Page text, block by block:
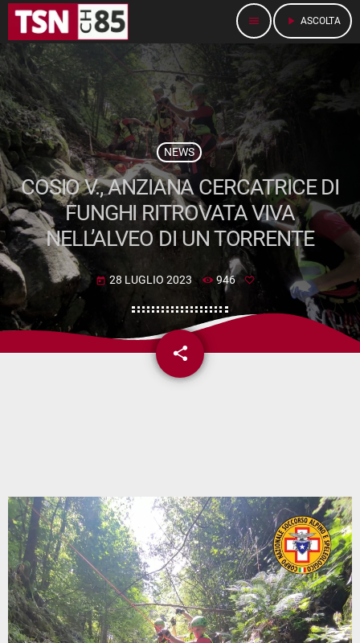
menu play_arrow ASCOLTA
NEWS
COSIO V., ANZIANA CERCATRICE DI
FUNGHI RITROVATA VIVA
NELL’ALVEO DI UN TORRENTE
today 28 LUGLIO 2023 946
share
email